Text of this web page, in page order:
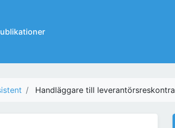
Handläggare till leverantörsreskontra